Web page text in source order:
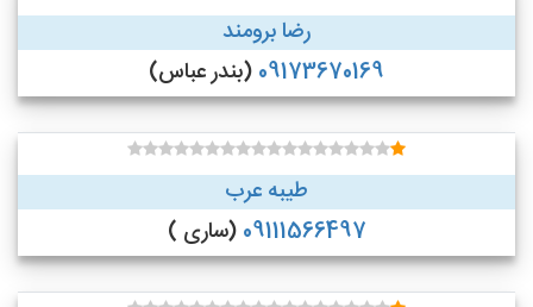
رضا برومند
09173670169 (بندر عباس)
طیبه عرب
09111566497 (ساری )